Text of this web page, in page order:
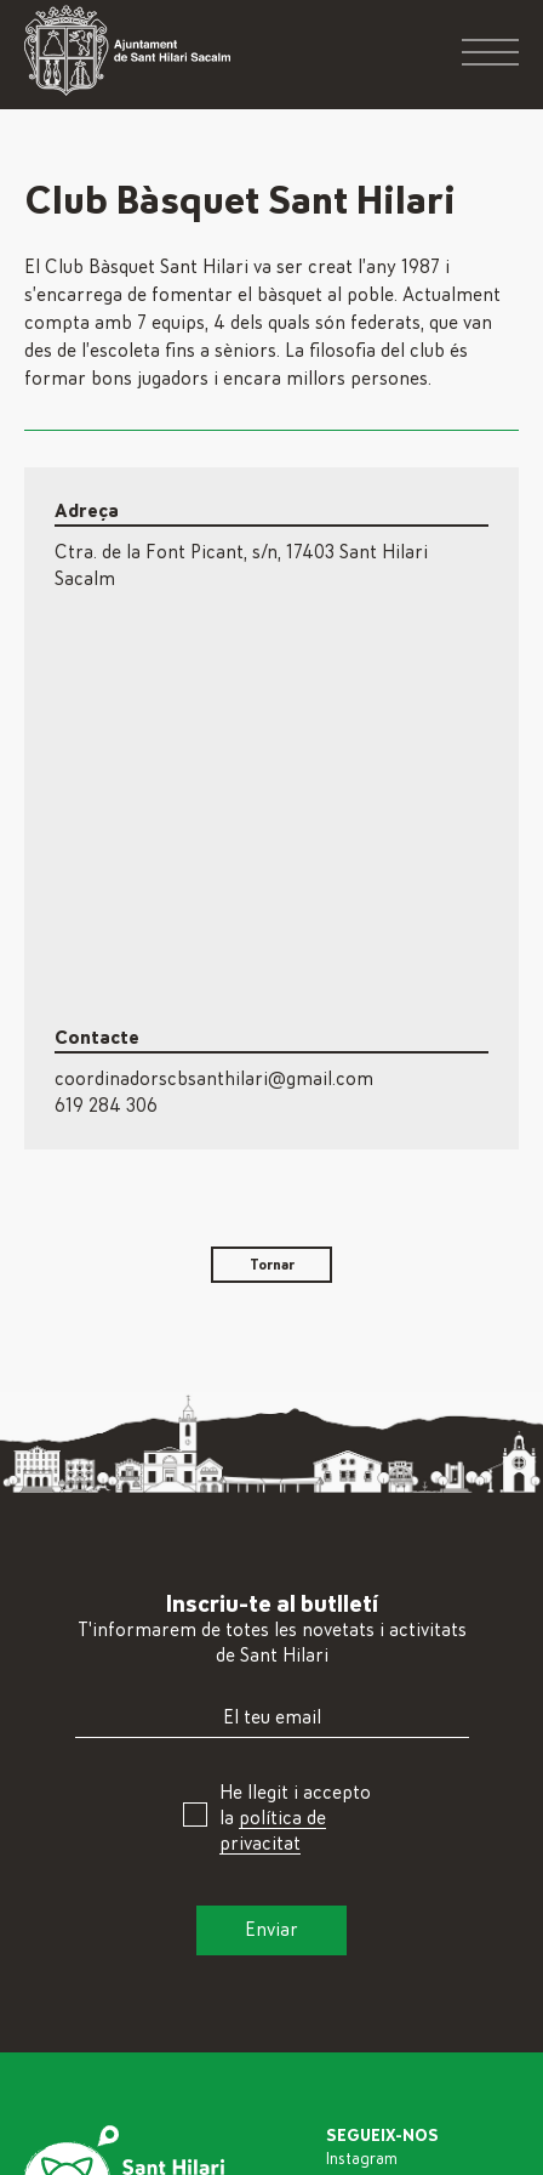
Club Bàsquet Sant Hilari
El Club Bàsquet Sant Hilari va ser creat l’any 1987 i
s’encarrega de fomentar el bàsquet al poble. Actualment
compta amb 7 equips, 4 dels quals són federats, que van
des de l’escoleta fins a sèniors. La filosofia del club és
formar bons jugadors i encara millors persones.
Adreça
Ctra. de la Font Picant, s/n, 17403 Sant Hilari
Sacalm
Contacte
coordinadorscbsanthilari@gmail.com
619 284 306
Tornar
Inscriu-te al butlletí
T'informarem de totes les novetats i activitats
de Sant Hilari
He llegit i accepto
la política de
privacitat
SEGUEIX-NOS
Instagram